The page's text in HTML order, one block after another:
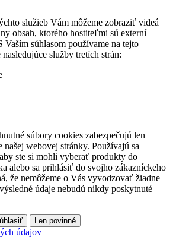
služieb Vám môžeme zobraziť videá
obsah, ktorého hostiteľmi sú externí
Vaším súhlasom používame na tejto
služby tretích strán:
súbory cookies zabezpečujú len
našej webovej stránky. Používajú sa
ste si mohli vyberať produkty do
alebo sa prihlásiť do svojho zákazníckeho
že nemôžeme o Vás vyvodzovať žiadne
údaje nebudú nikdy poskytnuté
Len povinné
údajov